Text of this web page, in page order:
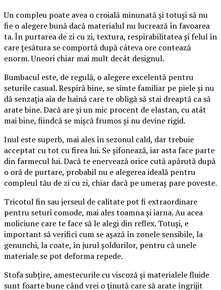
Un compleu poate avea o croială minunată și totuși să nu
fie o alegere bună dacă materialul nu lucrează în favoarea
ta. În purtarea de zi cu zi, textura, respirabilitatea și felul în
care țesătura se comportă după câteva ore contează
enorm. Uneori chiar mai mult decât designul.
Bumbacul este, de regulă, o alegere excelentă pentru
seturile casual. Respiră bine, se simte familiar pe piele și nu
dă senzația aia de haină care te obligă să stai dreaptă ca să
arate bine. Dacă are și un mic procent de elastan, cu atât
mai bine, fiindcă se mișcă frumos și nu devine rigid.
Inul este superb, mai ales în sezonul cald, dar trebuie
acceptat cu tot cu firea lui. Se șifonează, iar asta face parte
din farmecul lui. Dacă te enervează orice cută apărută după
o oră de purtare, probabil nu e alegerea ideală pentru
compleul tău de zi cu zi, chiar dacă pe umeraș pare poveste.
Tricotul fin sau jerseul de calitate pot fi extraordinare
pentru seturi comode, mai ales toamna și iarna. Au acea
moliciune care te face să le alegi din reflex. Totuși, e
important să verifici cum se așază în zonele sensibile, la
genunchi, la coate, în jurul șoldurilor, pentru că unele
materiale se pot deforma repede.
Stofa subțire, amestecurile cu viscoză și materialele fluide
sunt foarte bune când vrei o ținută care să arate îngrijit